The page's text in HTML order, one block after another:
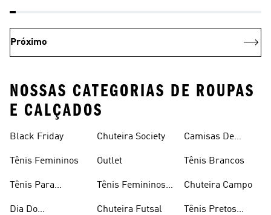
Próximo
NOSSAS CATEGORIAS DE ROUPAS
E CALÇADOS
Black Friday
Tênis Femininos
Tênis Para
Dia Do
Chuteira Society
Outlet
Tênis Femininos
Chuteira Futsal
Camisas De
Tênis Brancos
Chuteira Campo
Tênis Pretos